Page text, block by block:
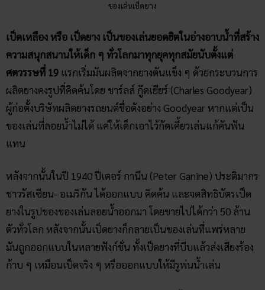
ของเล่นเป็ดยาง
เป็ดเหลือง หรือ เป็ดยาง เป็นของเล่นยอดฮิตในอ่างอาบน้ำที่สร้าง
ความสนุกสนานให้เด็ก ๆ ทั่วโลกมาทุกยุคทุกสมัยนับตั้งแต่
ศตวรรษที่ 19 แรกเริ่มมันผลิตจากยางตันแข็ง ๆ ด้วยกระบวนการ
ผลิตยางคงรูปที่คิดค้นโดย ชาร์ลส์ กู๊ดเยียร์ (Charles Goodyear)
ผู้ก่อตั้งบริษัทผลิตยางรถยนต์ชื่อดังอย่าง Goodyear หากแต่เป็น
ของเล่นที่ลอยน้ำไม่ได้ แค่ให้เด็กเอาไว้กัดเคี้ยวเล่นแก้คันฟัน
แทน
หลังจากนั้นในปี 1940 ปีเตอร์ กานีน (Peter Ganine) ประติมากร
ชาวรัสเซียน–อเมริกัน ได้ออกแบบ คิดค้น และจดสิทธิบัตรเป็ด
ยางในรูปของของเล่นลอยน้ำออกมา โดยขายไปได้กว่า 50 ล้าน
ตัวทั่วโลก หลังจากนั้นเป็ดยางก็กลายเป็นของเล่นที่แพร่หลาย
มันถูกออกแบบในหลายฟังก์ชั่น ทั้งเป็ดยางที่บีบแล้วส่งเสียงร้อง
ก้าบ ๆ เหมือนเป็ดจริง ๆ หรือออกแบบให้มีรูพ่นน้ำเล่น